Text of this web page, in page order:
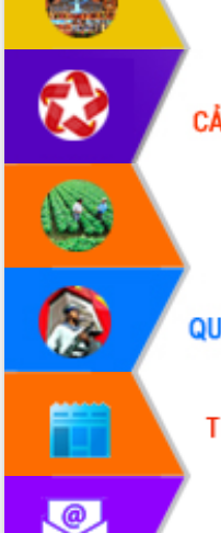
Nâng cao hiệu quả hoạt động của các
doanh nghiệp nhà nước
Hội nghị triển khai kết nối mạng
truyền số liệu chuyên dùng phục vụ cơ
quan Đảng, Nhà nước
Lễ phát động chuỗi hoạt động chung
tay làm sạch môi trường
Xã Ea Kar bước chuyển mình trong
công tác cải cách hành chính mô hình
mới
UBND tỉnh họp báo định kỳ tháng 4
Hội thảo khoa học “Giải pháp thúc đẩy
phát triển nền kinh tế xanh tại tỉnh
Đắk Lắk”
Tăng cường giám sát, đôn đốc thực
hiện nhiệm vụ quản lý tài sản công
hàng tuần
Tháo gỡ những vướng mắc, đẩy mạnh
công tác cải cách thủ tục hành chính
tại Trung tâm Phục vụ hành chính
công tỉnh